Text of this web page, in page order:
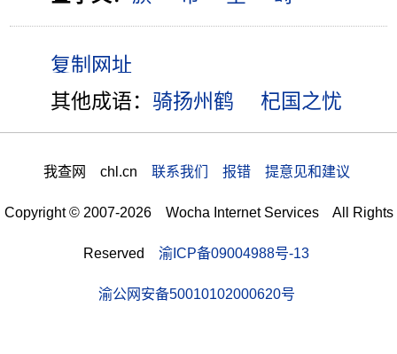
其他成语：骑扬州鹤 杞国之忧
我查网 chl.cn 联系我们 报错 提意见和建议
Copyright © 2007-2026 Wocha Internet Services All Rights
Reserved 渝ICP备09004988号-13
渝公网安备50010102000620号